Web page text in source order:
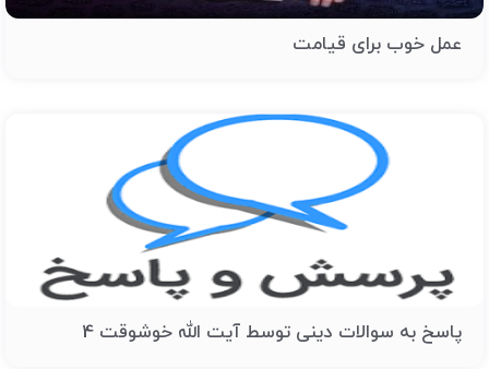
عمل خوب برای قیامت
پاسخ به سوالات دینی توسط آیت الله خوشوقت 4